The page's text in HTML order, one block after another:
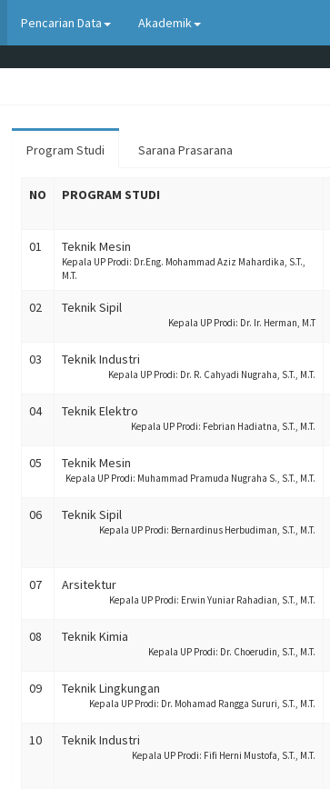
(current)Pencarian Data Akademik
Program Studi Sarana Prasarana
NO PROGRAM STUDI
01 Teknik Mesin
Kepala UP Prodi: Dr.Eng. Mohammad Aziz Mahardika, S.T.,
M.T.
02 Teknik Sipil
Kepala UP Prodi: Dr. Ir. Herman, M.T
03 Teknik Industri
Kepala UP Prodi: Dr. R. Cahyadi Nugraha, S.T., M.T.
04 Teknik Elektro
Kepala UP Prodi: Febrian Hadiatna, S.T., M.T.
05 Teknik Mesin
Kepala UP Prodi: Muhammad Pramuda Nugraha S., S.T., M.T.
06 Teknik Sipil
Kepala UP Prodi: Bernardinus Herbudiman, S.T., M.T.
07 Arsitektur
Kepala UP Prodi: Erwin Yuniar Rahadian, S.T., M.T.
08 Teknik Kimia
Kepala UP Prodi: Dr. Choerudin, S.T., M.T.
09 Teknik Lingkungan
Kepala UP Prodi: Dr. Mohamad Rangga Sururi, S.T., M.T.
10 Teknik Industri
Kepala UP Prodi: Fifi Herni Mustofa, S.T., M.T.